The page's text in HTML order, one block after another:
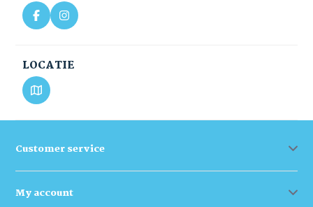
LOCATIE
Customer service
My account